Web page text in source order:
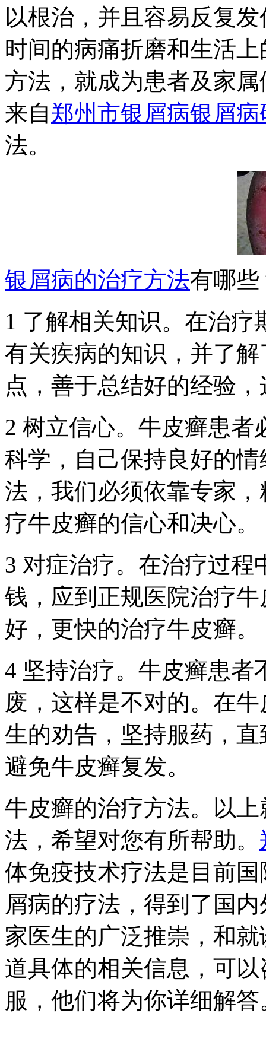
以根治，并且容易反复
时间的病痛折磨和生活
方法，就成为患者及家
来自郑州市银屑病银屑病
法。
银屑病的治疗方法有哪些
1 了解相关知识。在治
有关疾病的知识，并了
点，善于总结好的经验
2 树立信心。牛皮癣患
科学，自己保持良好的
法，我们必须依靠专家
疗牛皮癣的信心和决心。
3 对症治疗。在治疗过程
钱，应到正规医院治疗
好，更快的治疗牛皮癣。
4 坚持治疗。牛皮癣患者
废，这样是不对的。在
生的劝告，坚持服药，
避免牛皮癣复发。
牛皮癣的治疗方法。以
法，希望对您有所帮助。
体免疫技术疗法是目前
屑病的疗法，得到了国
家医生的广泛推崇，和
道具体的相关信息，可
服，他们将为你详细解答